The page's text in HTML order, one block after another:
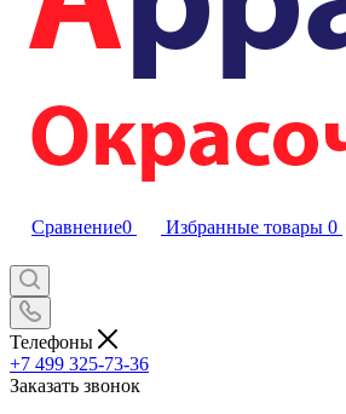
Сравнение0 Избранные товары 0
Телефоны
+7 499 325-73-36
Заказать звонок